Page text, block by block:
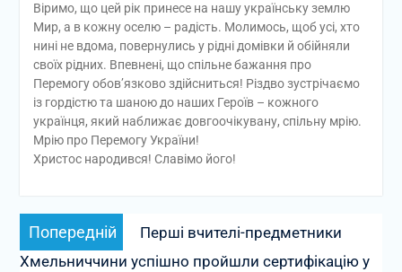
Віримо, що цей рік принесе на нашу українську землю
Мир, а в кожну оселю – радість. Молимось, щоб усі, хто
нині не вдома, повернулись у рідні домівки й обійняли
своїх рідних. Впевнені, що спільне бажання про
Перемогу обов’язково здійсниться! Різдво зустрічаємо
із гордістю та шаною до наших Героїв – кожного
українця, який наближає довгоочікувану, спільну мрію.
Мрію про Перемогу України!
Христос народився! Славімо його!
Навігація
записів
Попередній
Попередній
запис:
Перші вчителі-предметники
Хмельниччини успішно пройшли сертифікацію у